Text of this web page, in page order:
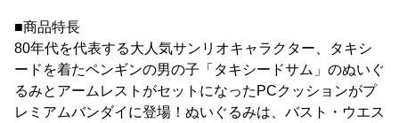
■商品特長
80年代を代表する大人気サンリオキャラクター、タキシ
ードを着たペンギンの男の子「タキシードサム」のぬいぐ
るみとアームレストがセットになったPCクッションがプ
レミアムバンダイに登場！ぬいぐるみは、バスト・ウエス